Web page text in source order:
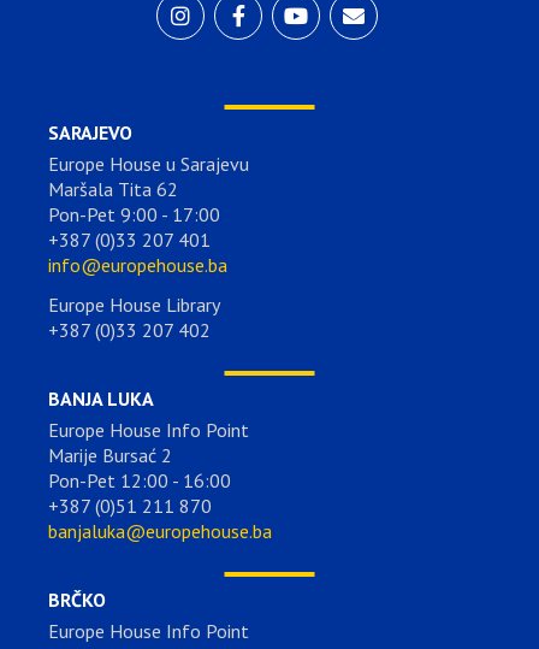
SARAJEVO
Europe House u Sarajevu
Maršala Tita 62
Pon-Pet 9:00 - 17:00
+387 (0)33 207 401
info@europehouse.ba
Europe House Library
+387 (0)33 207 402
BANJA LUKA
Europe House Info Point
Marije Bursać 2
Pon-Pet 12:00 - 16:00
+387 (0)51 211 870
banjaluka@europehouse.ba
BRČKO
Europe House Info Point